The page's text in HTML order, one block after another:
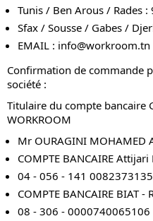
Tunis / Ben Arous / Rades
Sfax / Sousse / Gabes /
EMAIL : info@workroom.tn
Confirmation de commande
société :
Titulaire du compte bancaire
WORKROOM
Mr OURAGINI MOHAMED
COMPTE BANCAIRE
04 - 056 - 141
COMPTE BANCAIRE BIAT -
08 - 306 - 0000740065106